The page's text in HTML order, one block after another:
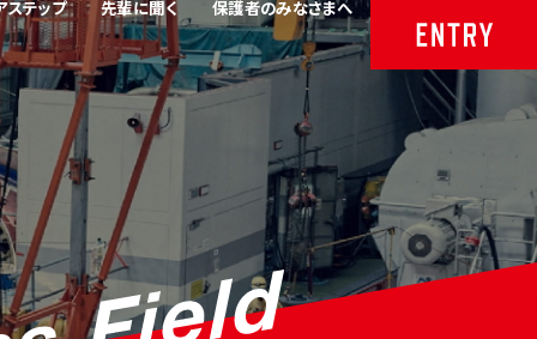
制度
ステップ 先輩に聞く 保護者のみなさまへ